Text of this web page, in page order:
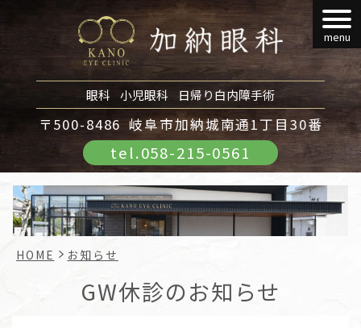
眼科 小児眼科 日帰り白内障手術
〒500-8486 岐阜市加納城南通1丁目30番
tel.058-215-0561
menu
HOME お知らせ
GW休診のお知らせ